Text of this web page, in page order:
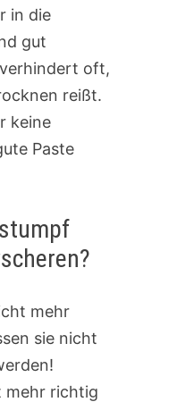
in die
gut
oft,
reißt.
keine
Paste
mehr
sie nicht
mehr richtig